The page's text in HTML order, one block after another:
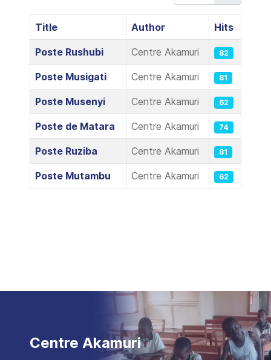
Articles
Title Author Hits
Poste Rushubi Centre Akamuri 82
Poste Musigati Centre Akamuri 81
Poste Musenyi Centre Akamuri 62
Poste de Matara Centre Akamuri 74
Poste Ruziba Centre Akamuri 81
Poste Mutambu Centre Akamuri 62
Centre Akamuri